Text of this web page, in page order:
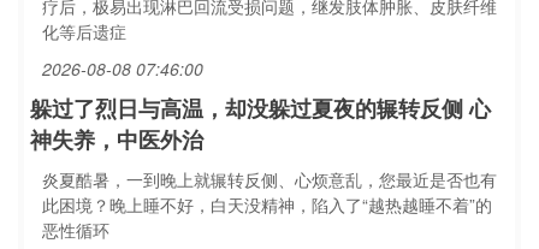
疗后，极易出现淋巴回流受损问题，继发肢体肿胀、皮肤纤维
化等后遗症
2026-08-08 07:46:00
躲过了烈日与高温，却没躲过夏夜的辗转反侧 心
神失养，中医外治
炎夏酷暑，一到晚上就辗转反侧、心烦意乱，您最近是否也有
此困境？晚上睡不好，白天没精神，陷入了“越热越睡不着”的
恶性循环